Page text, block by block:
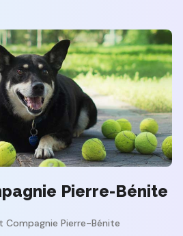
Pierre-Bénite
Pierre-Bénite